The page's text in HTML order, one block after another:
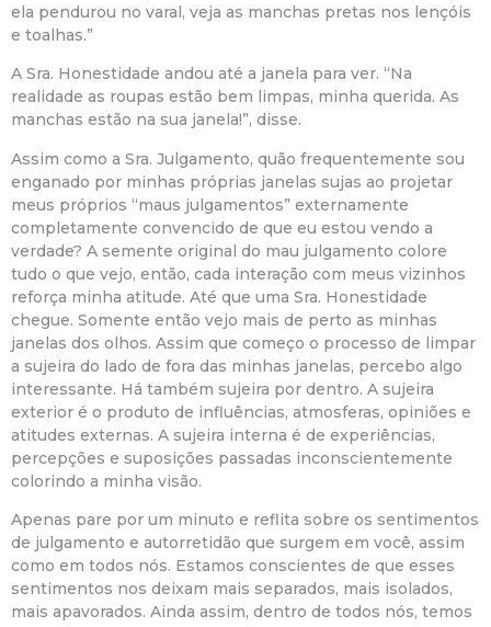
ela pendurou no varal, veja as manchas pretas nos lençóis
e toalhas.”
A Sra. Honestidade andou até a janela para ver. “Na
realidade as roupas estão bem limpas, minha querida. As
manchas estão na sua janela!”, disse.
Assim como a Sra. Julgamento, quão frequentemente sou
enganado por minhas próprias janelas sujas ao projetar
meus próprios “maus julgamentos” externamente
completamente convencido de que eu estou vendo a
verdade? A semente original do mau julgamento colore
tudo o que vejo, então, cada interação com meus vizinhos
reforça minha atitude. Até que uma Sra. Honestidade
chegue. Somente então vejo mais de perto as minhas
janelas dos olhos. Assim que começo o processo de limpar
a sujeira do lado de fora das minhas janelas, percebo algo
interessante. Há também sujeira por dentro. A sujeira
exterior é o produto de influências, atmosferas, opiniões e
atitudes externas. A sujeira interna é de experiências,
percepções e suposições passadas inconscientemente
colorindo a minha visão.
Apenas pare por um minuto e reflita sobre os sentimentos
de julgamento e autorretidão que surgem em você, assim
como em todos nós. Estamos conscientes de que esses
sentimentos nos deixam mais separados, mais isolados,
mais apavorados. Ainda assim, dentro de todos nós, temos